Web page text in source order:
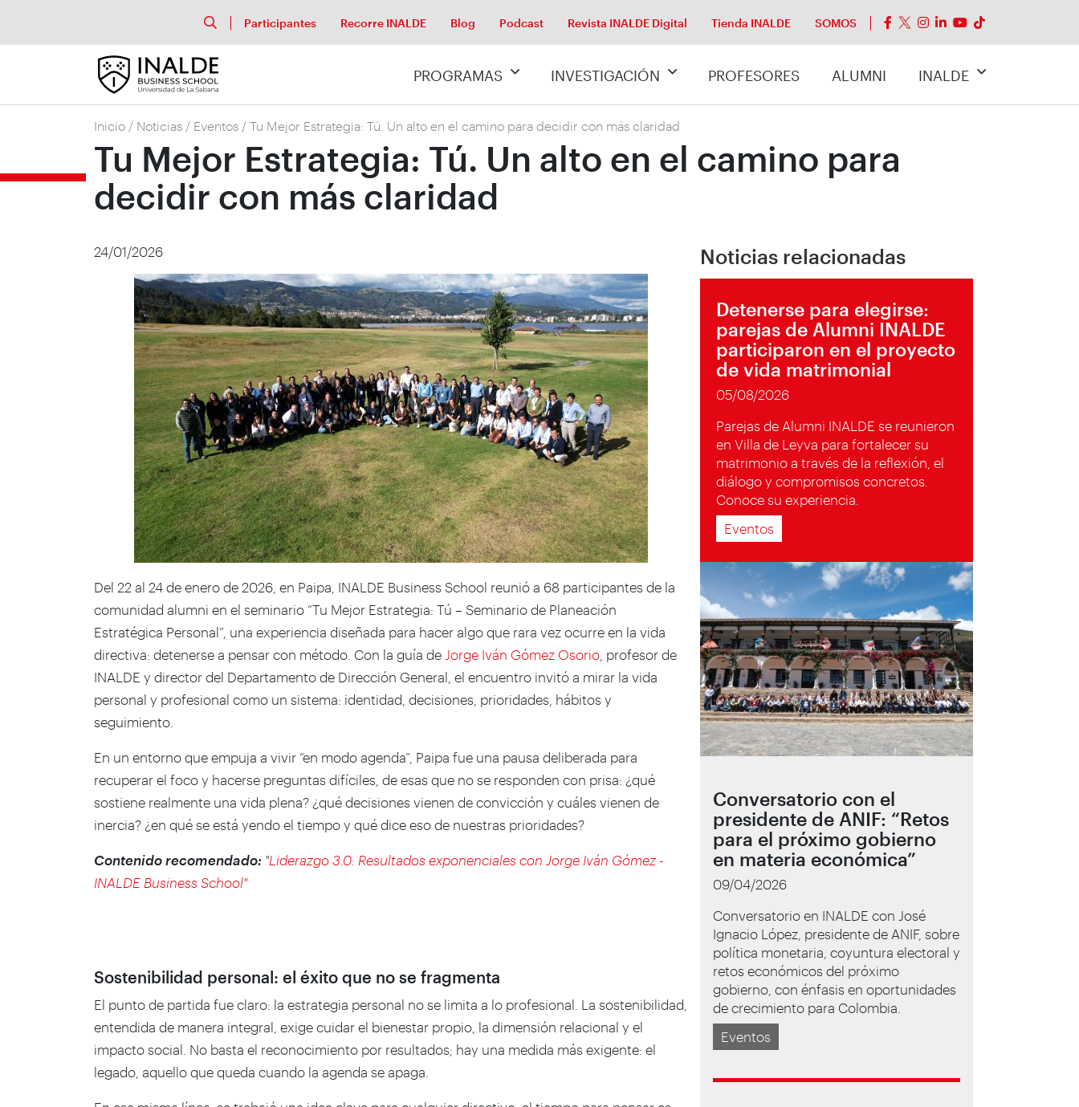
Participantes Recorre INALDE Blog Podcast Revista INALDE Digital Tienda INALDE SOMOS
PROGRAMAS INVESTIGACIÓN PROFESORES ALUMNI INALDE
Inicio / Noticias / Eventos / Tu Mejor Estrategia: Tú. Un alto en el camino para decidir con más claridad
Tu Mejor Estrategia: Tú. Un alto en el camino para
decidir con más claridad
24/01/2026
Del 22 al 24 de enero de 2026, en Paipa, INALDE Business School reunió a 68 participantes de la
comunidad alumni en el seminario “Tu Mejor Estrategia: Tú – Seminario de Planeación
Estratégica Personal”, una experiencia diseñada para hacer algo que rara vez ocurre en la vida
directiva: detenerse a pensar con método. Con la guía de Jorge Iván Gómez Osorio , profesor de
INALDE y director del Departamento de Dirección General, el encuentro invitó a mirar la vida
personal y profesional como un sistema: identidad, decisiones, prioridades, hábitos y
seguimiento.
En un entorno que empuja a vivir “en modo agenda”, Paipa fue una pausa deliberada para
recuperar el foco y hacerse preguntas difíciles, de esas que no se responden con prisa: ¿qué
sostiene realmente una vida plena? ¿qué decisiones vienen de convicción y cuáles vienen de
inercia? ¿en qué se está yendo el tiempo y qué dice eso de nuestras prioridades?
Contenido recomendado: "Liderazgo 3.0: Resultados exponenciales con Jorge Iván Gómez -
INALDE Business School"
Sostenibilidad personal: el éxito que no se fragmenta
El punto de partida fue claro: la estrategia personal no se limita a lo profesional. La sostenibilidad,
entendida de manera integral, exige cuidar el bienestar propio, la dimensión relacional y el
impacto social. No basta el reconocimiento por resultados; hay una medida más exigente: el
legado, aquello que queda cuando la agenda se apaga.
Noticias relacionadas
Detenerse para elegirse:
parejas de Alumni INALDE
participaron en el proyecto
de vida matrimonial
05/08/2026
Parejas de Alumni INALDE se reunieron
en Villa de Leyva para fortalecer su
matrimonio a través de la reflexión, el
diálogo y compromisos concretos.
Conoce su experiencia.
Eventos
Conversatorio con el
presidente de ANIF: “Retos
para el próximo gobierno
en materia económica”
09/04/2026
Conversatorio en INALDE con José
Ignacio López, presidente de ANIF, sobre
política monetaria, coyuntura electoral y
retos económicos del próximo
gobierno, con énfasis en oportunidades
de crecimiento para Colombia.
Eventos